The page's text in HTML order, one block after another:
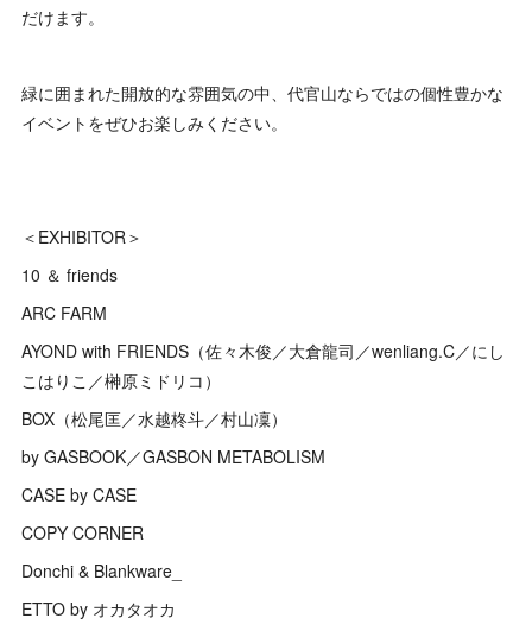
だけます。
緑に囲まれた開放的な雰囲気の中、代官山ならではの個性豊かな
イベントをぜひお楽しみください。
＜EXHIBITOR＞
10 ＆ friends
ARC FARM
AYOND with FRIENDS（佐々木俊／大倉龍司／wenliang.C／にし
こはりこ／榊原ミドリコ）
BOX（松尾匡／水越柊斗／村山凜）
by GASBOOK／GASBON METABOLISM
CASE by CASE
COPY CORNER
Donchi & Blankware_
ETTO by オカタオカ